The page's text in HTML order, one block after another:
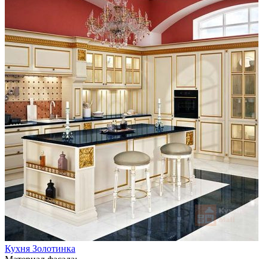
Кухня Золотинка